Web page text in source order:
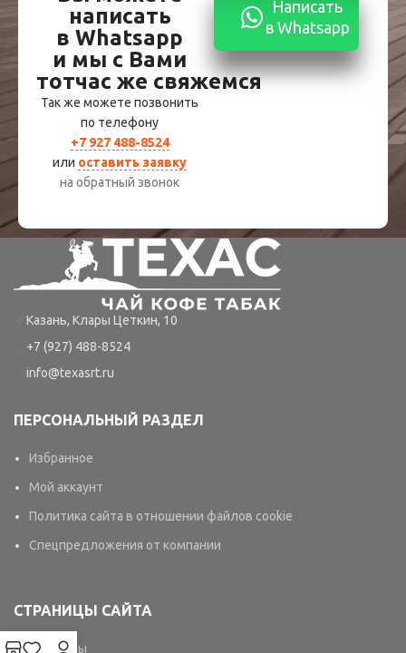
написать
в Whatsapp
и мы с Вами
тотчас же свяжемся
Так же можете позвонить
по телефону
+7 927 488-8524
или оставить заявку
на обратный звонок
Написать
в Whatsapp
Казань, Клары Цеткин, 10
+7 (927) 488-8524
info@texasrt.ru
ПЕРСОНАЛЬНЫЙ РАЗДЕЛ
Избранное
Мой аккаунт
Политика сайта в отношении файлов cookie
Спецпредложения от компании
СТРАНИЦЫ САЙТА
Контакты